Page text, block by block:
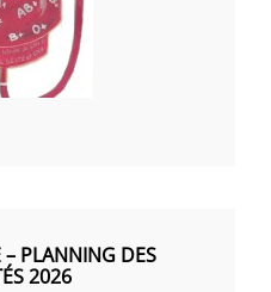
– PLANNING DES
2026